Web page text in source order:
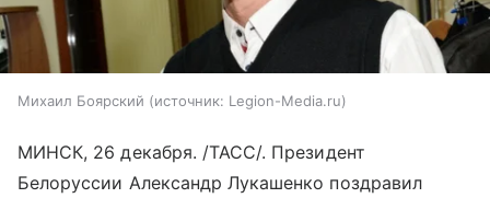
Михаил Боярский источник: Legion-Media.ru
МИНСК, 26 декабря. /ТАСС/. Президент
Белоруссии Александр Лукашенко поздравил